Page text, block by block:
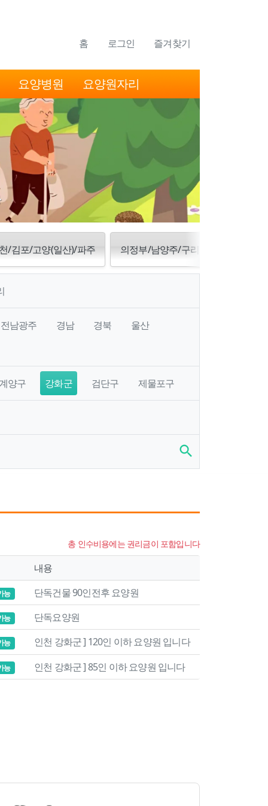
홈 로그인 즐겨찾기
요양병원 요양원자리
/김포/고양(일산)/파주 의정부/남양주/구리/양주/동두천/포
전남광주 경남 경북 울산
양구 강화군 검단구 제물포구
search
총 인수비용에는 권리금이 포함입니다
내용
능 단독건물 90인전후 요양원
능 단독요양원
능 인천 강화군 ] 120인 이하 요양원 입니다
능 인천 강화군 ] 85인 이하 요양원 입니다